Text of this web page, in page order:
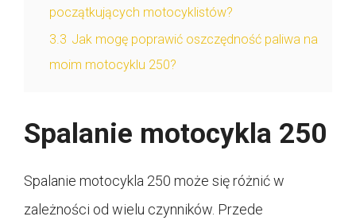
początkujących motocyklistów?
3.3 Jak mogę poprawić oszczędność paliwa na
moim motocyklu 250?
Spalanie motocykla 250
Spalanie motocykla 250 może się różnić w
zależności od wielu czynników. Przede